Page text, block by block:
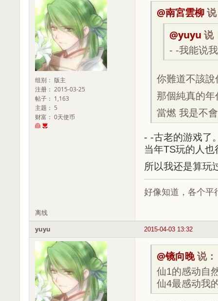
组别： 版主
注册： 2015-03-25
帖子： 1,163
主题： 5
财富： 0天使币
@南宮雲柳说
@yuyu 说
- -我能说
你難道不該
那個純真的
當燃 我是不
- -古老的游戏了
当年TS玩的人
所以我还是算玩
好像知道，各个平
离线
2015-04-03 13:32
yuyu
@镜向晚说：
仙1的感动自
仙4最感动我